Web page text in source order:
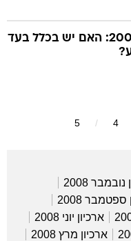
בחירות 2009: האם יש בכלל בעד
4
5
2008
ספטמבר 2008
ארכיון יוני 2008
ארכיון מרץ 2008